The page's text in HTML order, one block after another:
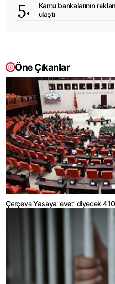
Kamu bankalarının
ulaştı
Öne Çıkanlar
Çerçeve Yasaya 'evet’ diyecek